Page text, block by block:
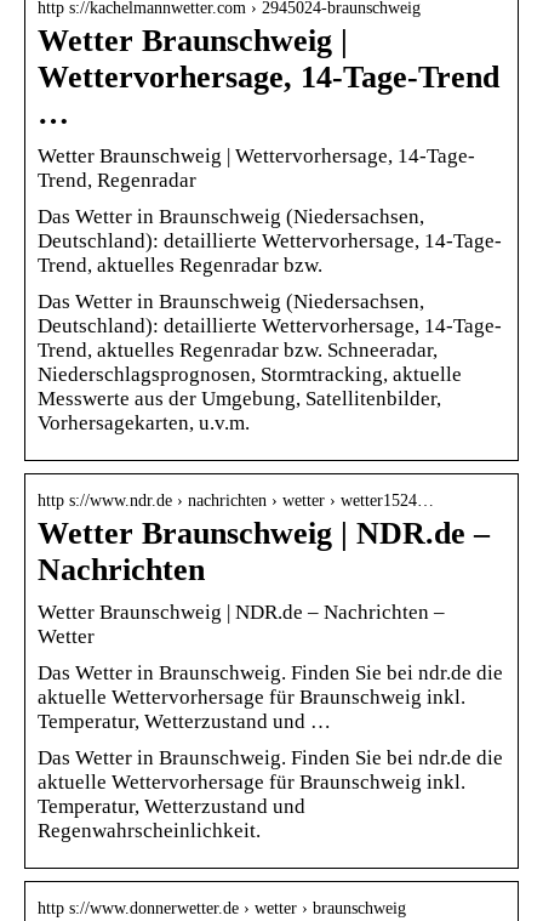
http s://kachelmannwetter.com › 2945024-braunschweig
Wetter Braunschweig |
Wettervorhersage, 14-Tage-Trend
…
Wetter Braunschweig | Wettervorhersage, 14-Tage-
Trend, Regenradar
Das Wetter in Braunschweig (Niedersachsen,
Deutschland): detaillierte Wettervorhersage, 14-Tage-
Trend, aktuelles Regenradar bzw.
Das Wetter in Braunschweig (Niedersachsen,
Deutschland): detaillierte Wettervorhersage, 14-Tage-
Trend, aktuelles Regenradar bzw. Schneeradar,
Niederschlagsprognosen, Stormtracking, aktuelle
Messwerte aus der Umgebung, Satellitenbilder,
Vorhersagekarten, u.v.m.
http s://www.ndr.de › nachrichten › wetter › wetter1524…
Wetter Braunschweig | NDR.de –
Nachrichten
Wetter Braunschweig | NDR.de – Nachrichten –
Wetter
Das Wetter in Braunschweig. Finden Sie bei ndr.de die
aktuelle Wettervorhersage für Braunschweig inkl.
Temperatur, Wetterzustand und …
Das Wetter in Braunschweig. Finden Sie bei ndr.de die
aktuelle Wettervorhersage für Braunschweig inkl.
Temperatur, Wetterzustand und
Regenwahrscheinlichkeit.
http s://www.donnerwetter.de › wetter › braunschweig